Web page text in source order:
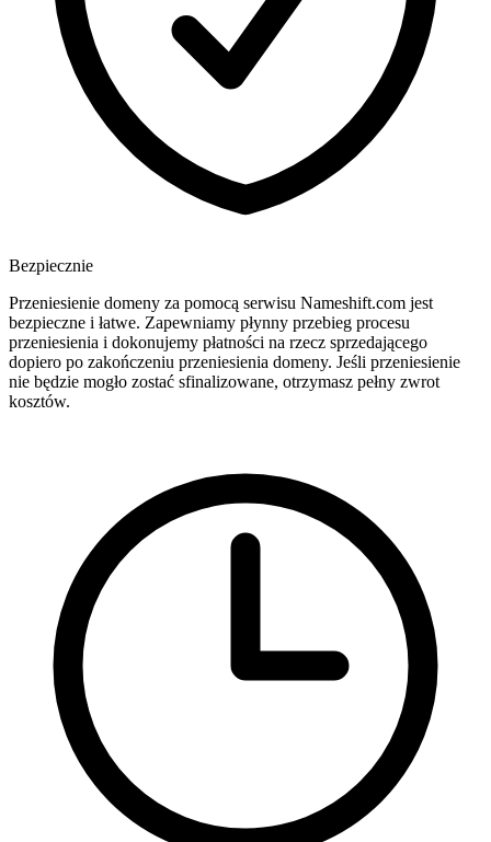
Bezpiecznie
Przeniesienie domeny za pomocą serwisu Nameshift.com jest
bezpieczne i łatwe. Zapewniamy płynny przebieg procesu
przeniesienia i dokonujemy płatności na rzecz sprzedającego
dopiero po zakończeniu przeniesienia domeny. Jeśli przeniesienie
nie będzie mogło zostać sfinalizowane, otrzymasz pełny zwrot
kosztów.